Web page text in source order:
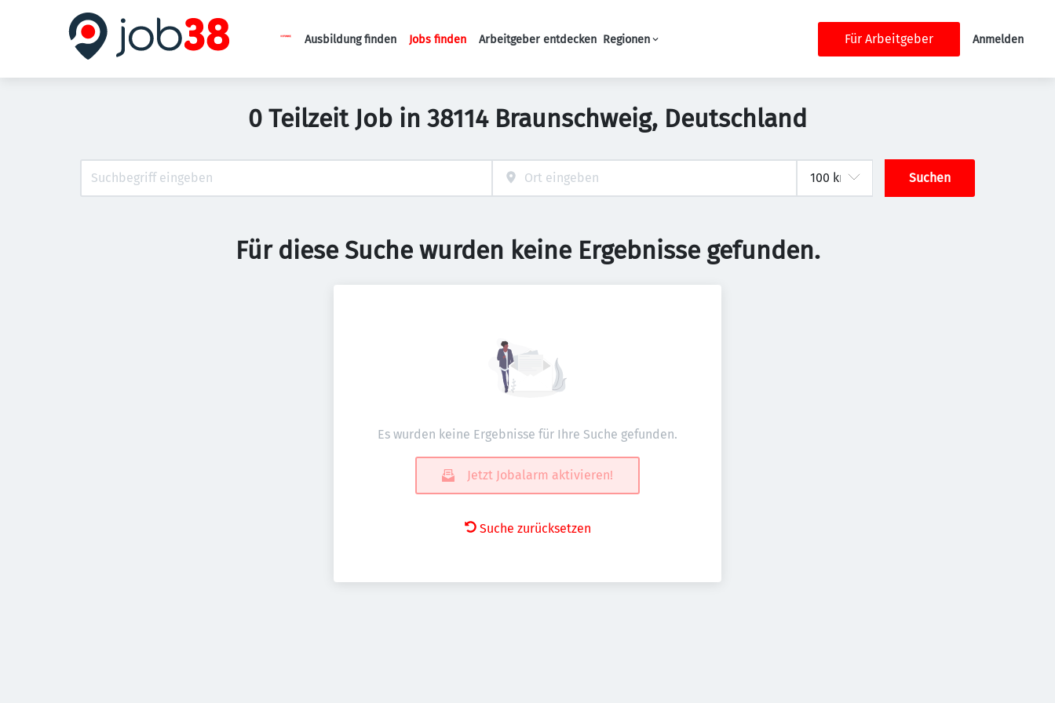
Haupt-Navigation
Ausbildung finden Jobs finden Arbeitgeber entdecken Regionen Für Arbeitgeber Anmelden
0 Teilzeit Job in 38114 Braunschweig, Deutschland
Suchen
Für diese Suche wurden keine Ergebnisse gefunden.
Es wurden keine Ergebnisse für Ihre Suche gefunden.
Jetzt Jobalarm aktivieren!
Suche zurücksetzen